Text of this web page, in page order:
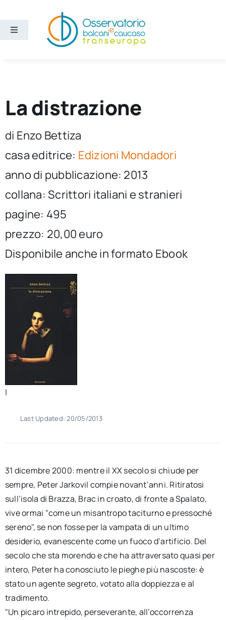
contenuto
Toggle
Sezioni
Chi siamo
Cerca
per:
Newsletter
La distrazione
di Enzo Bettiza
casa editrice: Edizioni Mondadori
anno di pubblicazione: 2013
collana: Scrittori italiani e stranieri
pagine: 495
prezzo: 20,00 euro
Disponibile anche in formato Ebook
|
Last Updated: 20/05/2013
31 dicembre 2000: mentre il XX secolo si chiude per
sempre, Peter Jarkovi| compie novant’anni. Ritiratosi
sull’isola di Brazza, Brac in croato, di fronte a Spalato,
vive ormai "come un misantropo taciturno e pressoché
sereno", se non fosse per la vampata di un ultimo
desiderio, evanescente come un fuoco d’artificio. Del
secolo che sta morendo e che ha attraversato quasi per
intero, Peter ha conosciuto le pieghe più nascoste: è
stato un agente segreto, votato alla doppiezza e al
tradimento.
"Un picaro intrepido, perseverante, all’occorrenza